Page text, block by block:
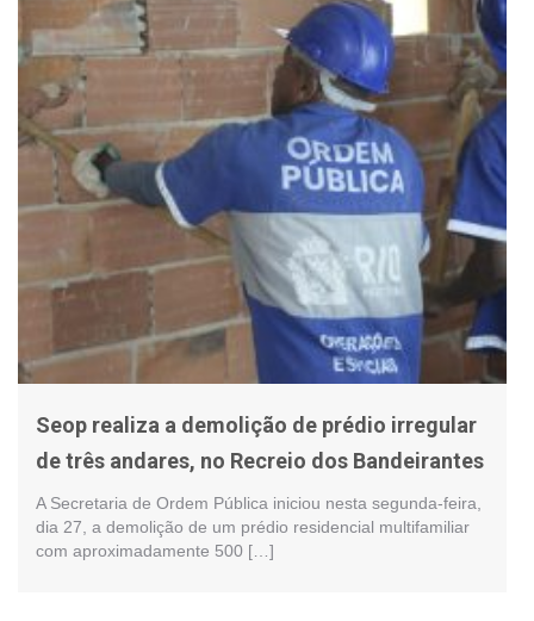
Seop realiza a demolição de prédio irregular
de três andares, no Recreio dos Bandeirantes
A Secretaria de Ordem Pública iniciou nesta segunda-feira,
dia 27, a demolição de um prédio residencial multifamiliar
com aproximadamente 500 […]